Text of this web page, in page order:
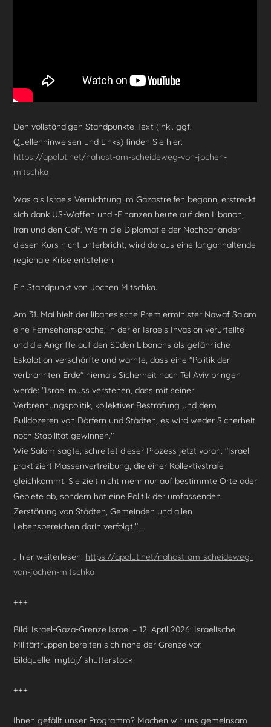
Den vollständigen Standpunkte-Text (inkl. ggf.
Quellenhinweisen und Links) finden Sie hier:
https://apolut.net/nahost-am-scheideweg-von-jochen-
mitschka
Was als Israels Vernichtung im Gazastreifen begann, erstreckt
sich dank US-Waffen und -Finanzen heute auf den Libanon,
Iran und den Golf. Wenn die Diplomatie der Nachbarländer
diesen Kurs nicht unterbricht, wird daraus eine langanhaltende
regionale Krise entstehen.
Ein Standpunkt von Jochen Mitschka.
Am 31. Mai hielt der libanesische Premierminister Nawaf Salam
eine Fernsehansprache, in der er Israels Invasion verurteilte
und die Angriffe auf den Süden Libanons als gefährliche
Eskalation verschärfte und warnte, dass eine "Politik der
verbrannten Erde" niemals Sicherheit nach Tel Aviv bringen
werde: "Israel muss verstehen, dass mit seiner
Verbrennungspolitik, kollektiver Bestrafung und dem
Bulldozeren von Dörfern und Städten, es wird weder Sicherheit
noch Stabilität gewinnen."
Wie Salam sagte, schreitet dieser Prozess jetzt voran. "Israel
praktiziert Massenvertreibung, die einer Kollektivstrafe
gleichkommt. Sie zielt nicht mehr nur auf bestimmte Orte oder
Gebiete ab, sondern hat eine Politik der umfassenden
Zerstörung von Städten, Gemeinden und allen
Lebensbereichen darin verfolgt."…
.. hier weiterlesen: https://apolut.net/nahost-am-scheideweg-
von-jochen-mitschka
+++
Bild: Israel-Gaza-Grenze Israel – 12. April 2026: Israelische
Militärtruppen bereiten sich nahe der Grenze vor.
Bildquelle: mytaj/ shutterstock
+++
Ihnen gefällt unser Programm? Machen wir uns gemeinsam